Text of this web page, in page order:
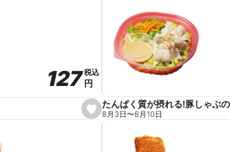
e
s
e
127
127税込
税込
円
円
8月3日〜8月10日